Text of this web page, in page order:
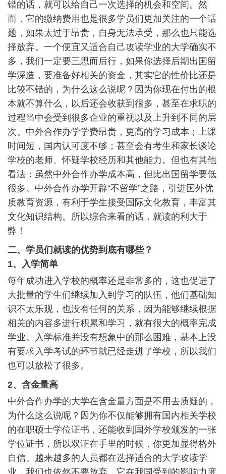
错的话，就可以给自己一次选择的机会和空间。然
而，它的缴纳费用也是很多学员们更加关注的一个话
题，如果太过于昂贵，自身无法承受，那么也只能选
择放弃。一个便宜又适合自己攻读学业的大学确实不
多，我们一定要三思而后行，如果你选择后期出国留
学深造，要准备好相关的资金，其实它的性价比还是
比较不错的，为什么这么说呢？因为你现在付出的根
本就不算什么，以后还会收获到很多，甚至在求职的
过程当中会受到很多企业的重视以及上升到不同的层
次。中外合作办学学费昂贵，更高的学习成本；上课
时间短，国内认可度不够；甚至会有考生和家长谈论
学校的老师、怀疑学校经历和其他能力。但也有其他
看法：虽然中外合作办学成本高，但比出国留学要低
很多。中外合作办学开辟“不留学”之路，引进国外优
质教育资源，有利于学生接受国际文化教育，丰富其
文化知识结构。所以综合来看的话，就读的利大于
弊！
二、学员们就读的优势到底有哪些？
1、入学简单
每年成功进入学校的概率还是非常多的，这也促进了
大批量的学生们继续加入到学习的队伍，他们基础知
识不太乐观，也没有任何的关系，因为能够继续根据
相关的内容多进行积累和学习，就有很大的概率完成
学业。入学标准并没有想象中的那么困难，基本上没
有要求入学考试的环节就已经走进了学校，所以我们
也可以放松了很多。
2、含金量高
中外合作办学的大学在含金量方面是不用去质疑的，
为什么这么说呢？因为你不仅能够拥有国内相关学校
的在职硕士学位证书，还能收到国外学校颁发的一张
学位证书，所以双证在手里的时候，你更加显得格外
自信。越来越多的人员都在选择适合的大学攻读学